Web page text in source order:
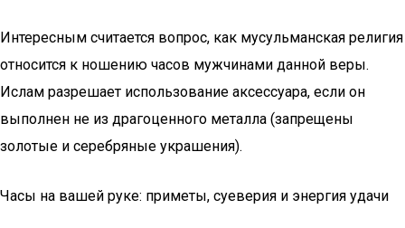
Интересным считается вопрос, как мусульманская религия
относится к ношению часов мужчинами данной веры.
Ислам разрешает использование аксессуара, если он
выполнен не из драгоценного металла (запрещены
золотые и серебряные украшения).
Часы на вашей руке: приметы, суеверия и энергия удачи